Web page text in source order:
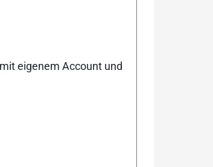
eigenem Account und